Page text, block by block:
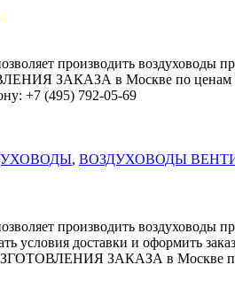
производить воздуховоды
в Москве по ценам
+7 (495) 792-05-69
, ВОЗДУХОВОДЫ
производить воздуховоды
условия доставки и оформить
ЗАКАЗА в Москве